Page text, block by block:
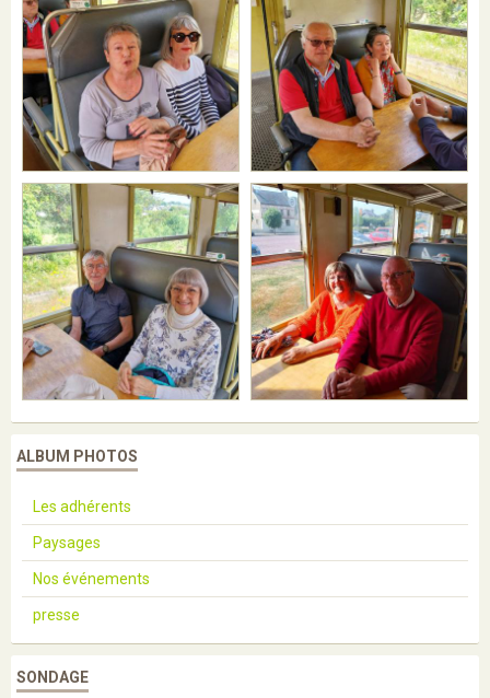
ALBUM PHOTOS
Les adhérents
Paysages
Nos événements
presse
SONDAGE